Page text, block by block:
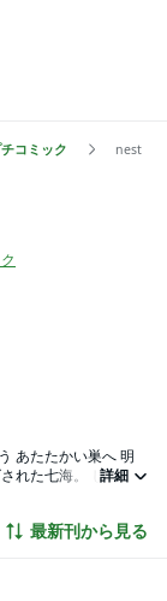
コミック nest
らすことになり――!?
詳細
最新刊から見る